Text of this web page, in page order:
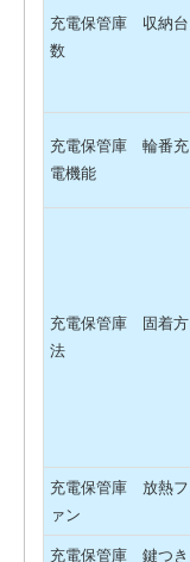
充電保管庫 収納台
数
充電保管庫 輪番充
電機能
充電保管庫 固着方
法
充電保管庫 放熱フ
ァン
充電保管庫 鍵つき